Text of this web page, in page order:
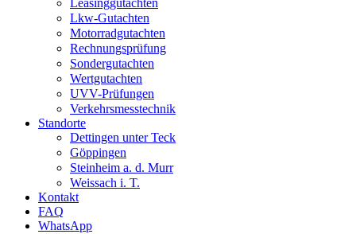
Leasinggutachten
Lkw-Gutachten
Motorradgutachten
Rechnungsprüfung
Sondergutachten
Wertgutachten
UVV-Prüfungen
Verkehrsmesstechnik
Standorte
Dettingen unter Teck
Göppingen
Steinheim a. d. Murr
Weissach i. T.
Kontakt
FAQ
WhatsApp